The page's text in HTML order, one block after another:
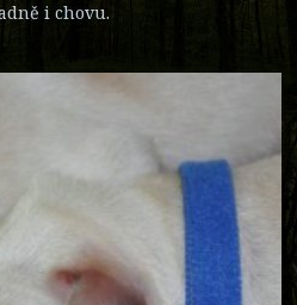
i chovu.